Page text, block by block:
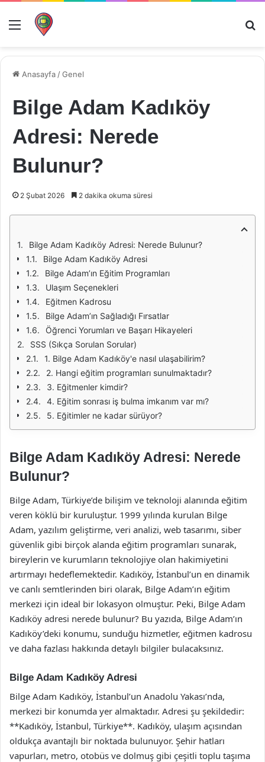
Menü
Anasayfa /Genel
Bilge Adam Kadıköy
Adresi: Nerede
Bulunur?
2 Şubat 2026 2 dakika okuma süresi
Bilge Adam Kadıköy Adresi: Nerede Bulunur?
Bilge Adam Kadıköy Adresi
Bilge Adam’ın Eğitim Programları
Ulaşım Seçenekleri
Eğitmen Kadrosu
Bilge Adam’ın Sağladığı Fırsatlar
Öğrenci Yorumları ve Başarı Hikayeleri
SSS (Sıkça Sorulan Sorular)
1. Bilge Adam Kadıköy'e nasıl ulaşabilirim?
2. Hangi eğitim programları sunulmaktadır?
3. Eğitmenler kimdir?
4. Eğitim sonrası iş bulma imkanım var mı?
5. Eğitimler ne kadar sürüyor?
Bilge Adam Kadıköy Adresi: Nerede
Bulunur?
Bilge Adam, Türkiye’de bilişim ve teknoloji alanında eğitim
veren köklü bir kuruluştur. 1999 yılında kurulan Bilge
Adam, yazılım geliştirme, veri analizi, web tasarımı, siber
güvenlik gibi birçok alanda eğitim programları sunarak,
bireylerin ve kurumların teknolojiye olan hakimiyetini
artırmayı hedeflemektedir. Kadıköy, İstanbul’un en dinamik
ve canlı semtlerinden biri olarak, Bilge Adam’ın eğitim
merkezi için ideal bir lokasyon olmuştur. Peki, Bilge Adam
Kadıköy adresi nerede bulunur? Bu yazıda, Bilge Adam’ın
Kadıköy’deki konumu, sunduğu hizmetler, eğitmen kadrosu
ve daha fazlası hakkında detaylı bilgiler bulacaksınız.
Bilge Adam Kadıköy Adresi
Bilge Adam Kadıköy, İstanbul’un Anadolu Yakası’nda,
merkezi bir konumda yer almaktadır. Adresi şu şekildedir:
**Kadıköy, İstanbul, Türkiye**. Kadıköy, ulaşım açısından
oldukça avantajlı bir noktada bulunuyor. Şehir hatları
vapurları, metro, otobüs ve dolmuş gibi çeşitli toplu taşıma